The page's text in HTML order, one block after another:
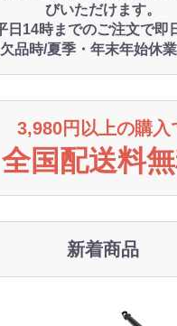
びいただけます。
日14時までのご注文で即
品時/夏季・年末年始休業
3,980円以上の購入
全国配送料
新着商品